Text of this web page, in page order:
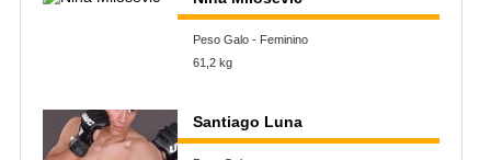
Peso Galo - Feminino
61,2 kg
Santiago Luna